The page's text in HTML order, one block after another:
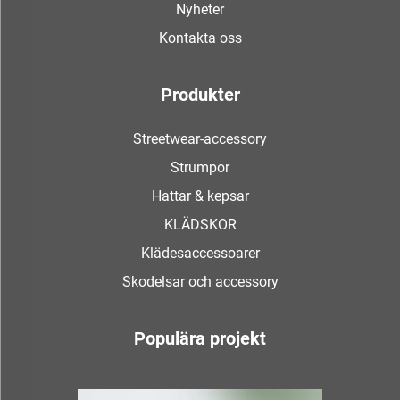
Nyheter
Kontakta oss
Produkter
Streetwear-accessory
Strumpor
Hattar & kepsar
KLÄDSKOR
Klädesaccessoarer
Skodelsar och accessory
Populära projekt